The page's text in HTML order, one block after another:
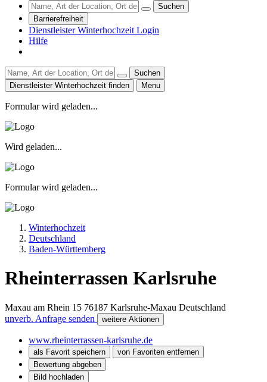
Suchen
Barrierefreiheit
Dienstleister Winterhochzeit Login
Hilfe
Suchen
Dienstleister Winterhochzeit finden
Menu
Formular wird geladen...
Wird geladen...
Formular wird geladen...
Winterhochzeit
Deutschland
Baden-Württemberg
Rheinterrassen Karlsruhe
Maxau am Rhein 15 76187 Karlsruhe-Maxau Deutschland
unverb. Anfrage senden
weitere Aktionen
www.rheinterrassen-karlsruhe.de
als Favorit speichern
von Favoriten entfernen
Bewertung abgeben
Bild hochladen